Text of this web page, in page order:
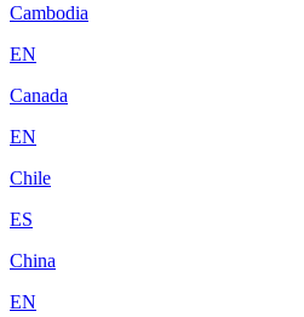
Cambodia
EN
Canada
EN
Chile
ES
China
EN